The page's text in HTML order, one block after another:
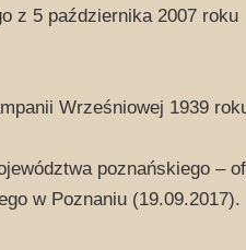
z 5 października 2007 roku
Wrześniowej 1939
poznańskiego –
w Poznaniu (19.09.2017).